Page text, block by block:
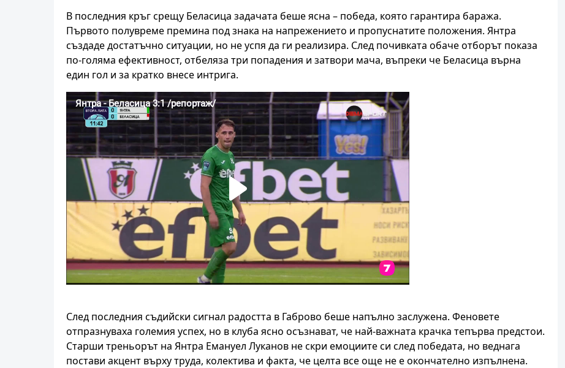
В последния кръг срещу Беласица задачата беше ясна – победа, която гарантира баража.
Първото полувреме премина под знака на напрежението и пропуснатите положения. Янтра
създаде достатъчно ситуации, но не успя да ги реализира. След почивката обаче отборът показа
по-голяма ефективност, отбеляза три попадения и затвори мача, въпреки че Беласица върна
един гол и за кратко внесе интрига.
След последния съдийски сигнал радостта в Габрово беше напълно заслужена. Феновете
отпразнуваха големия успех, но в клуба ясно осъзнават, че най-важната крачка тепърва предстои.
Старши треньорът на Янтра Емануел Луканов не скри емоциите си след победата, но веднага
постави акцент върху труда, колектива и факта, че целта все още не е окончателно изпълнена.